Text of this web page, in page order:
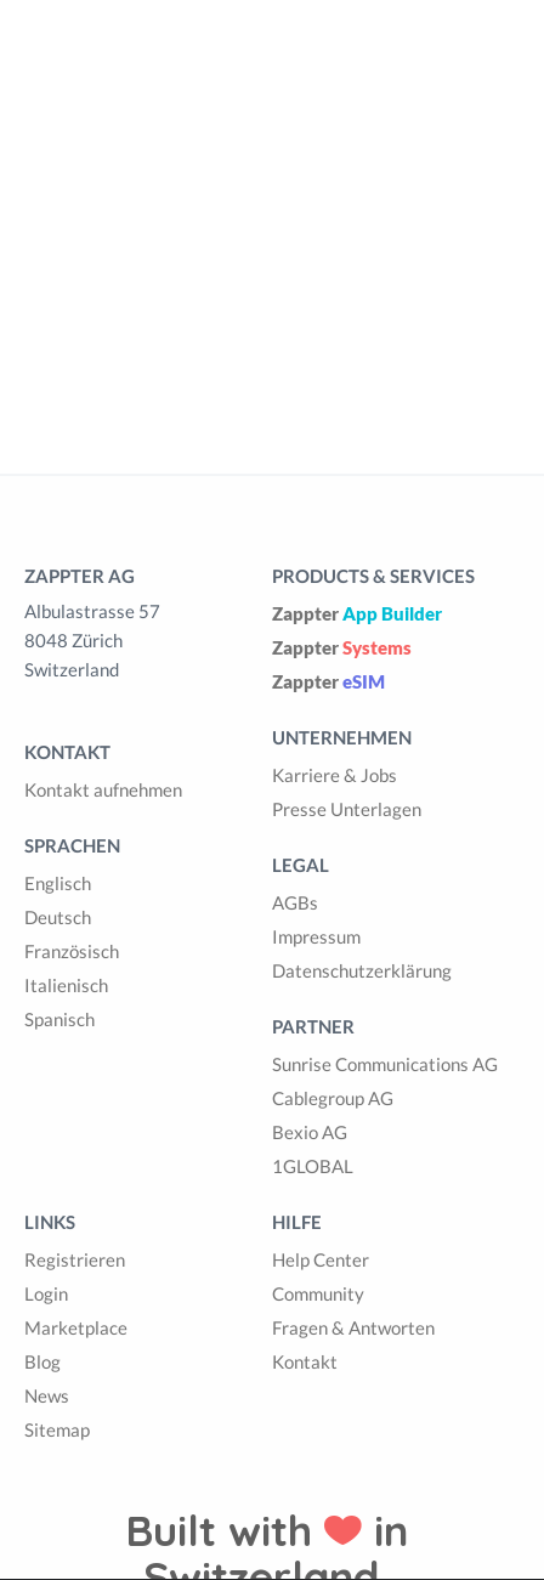
ZAPPTER AG
Albulastrasse 57
8048 Zürich
Switzerland
KONTAKT
Kontakt aufnehmen
SPRACHEN
Englisch
Deutsch
Französisch
Italienisch
Spanisch
PRODUCTS & SERVICES
ZappterApp Builder
ZappterSystems
ZapptereSIM
UNTERNEHMEN
Karriere & Jobs
Presse Unterlagen
LEGAL
AGBs
Impressum
Datenschutzerklärung
PARTNER
Sunrise Communications AG
Cablegroup AG
Bexio AG
1GLOBAL
LINKS
Registrieren
Login
Marketplace
Blog
News
Sitemap
HILFE
Help Center
Community
Fragen & Antworten
Kontakt
Built with
in